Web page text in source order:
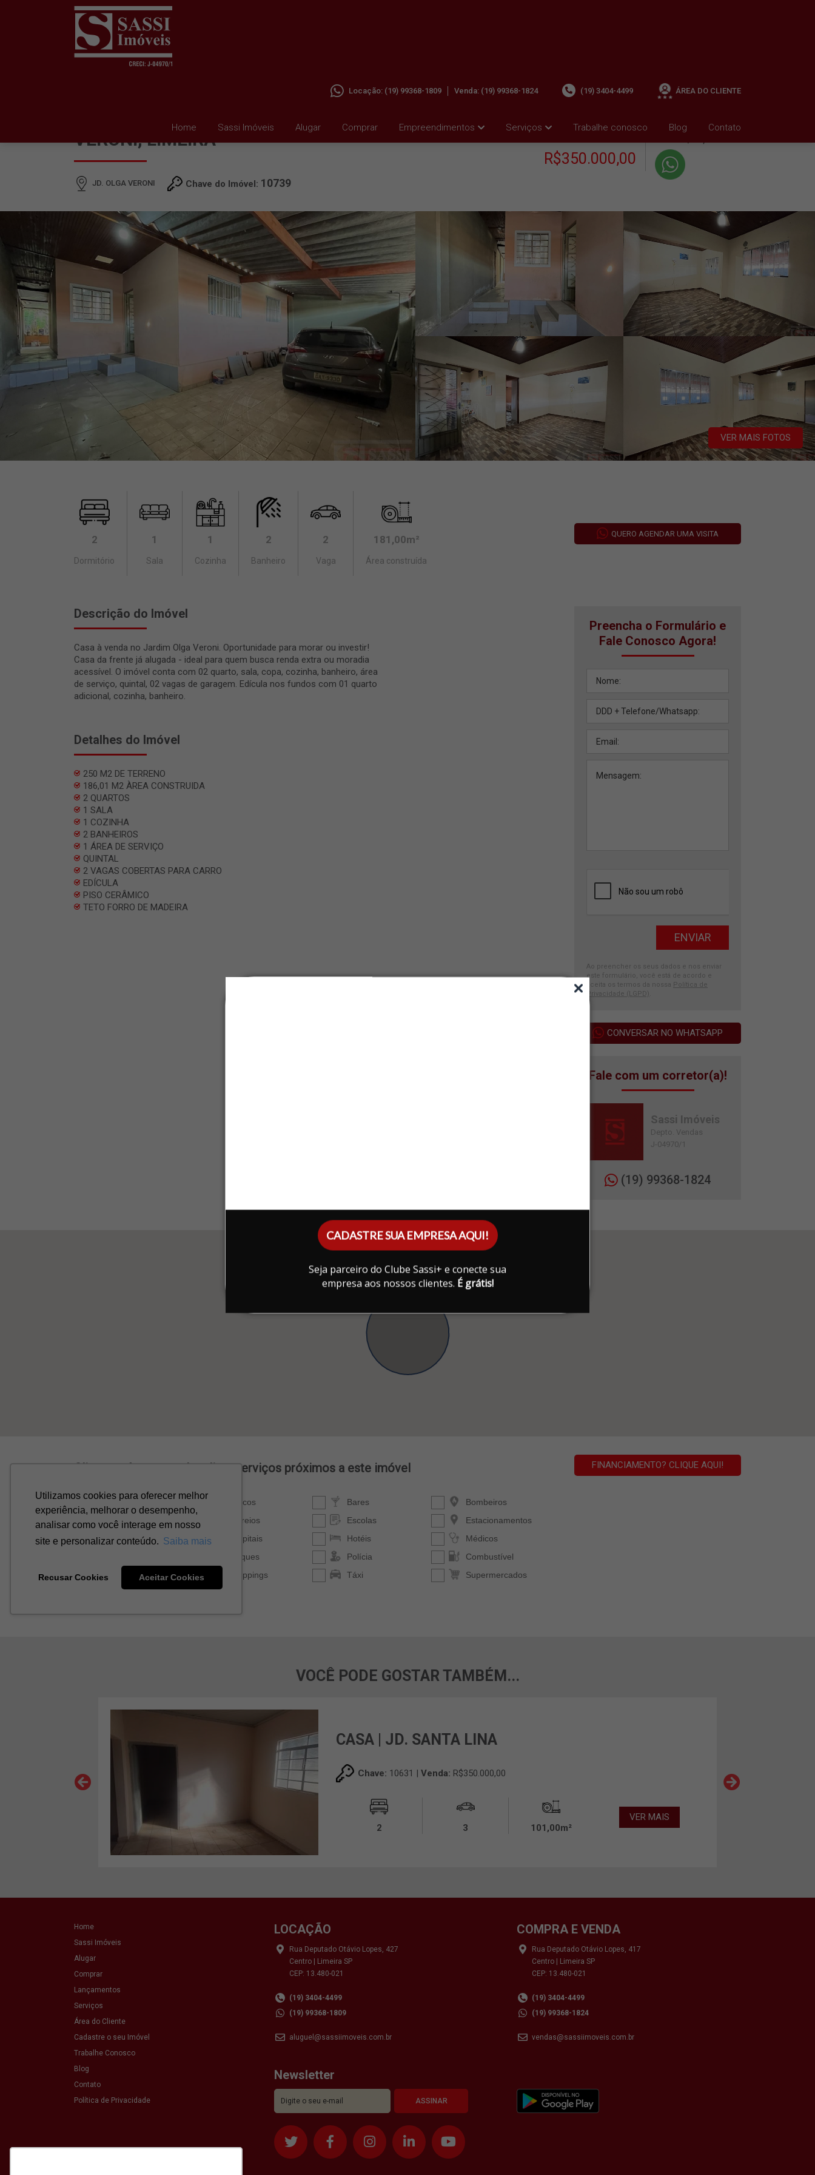
CADASTRE SUA EMPRESA AQUI!
Seja parceiro do Clube Sassi+ e conecte sua
empresa aos nossos clientes. É grátis!
Home Sassi Imóveis Alugar Comprar Empreendimentos Serviços Trabalhe conosco Blog Contato
Locação: (19) 99368-1809 Venda: (19) 99368-1824 (19) 3404-4499 ÁREA DO CLIENTE
VERONI, LIMEIRA
JD. OLGA VERONI Chave do Imóvel: 10739
R$350.000,00
+ Condomínio R$0,00
VER MAIS FOTOS
2
Dormitório
1
Sala
1
Cozinha
2
Banheiro
2
Vaga
181,00m²
Área construída
QUERO AGENDAR UMA VISITA
Descrição do Imóvel
Casa à venda no Jardim Olga Veroni. Oportunidade para morar ou investir!
Casa da frente já alugada - ideal para quem busca renda extra ou moradia
acessível. O imóvel conta com 02 quarto, sala, copa, cozinha, banheiro, área
de serviço, quintal, 02 vagas de garagem. Edícula nos fundos com 01 quarto
adicional, cozinha, banheiro.
Detalhes do Imóvel
250 M2 DE TERRENO
186,01 M2 ÀREA CONSTRUIDA
2 QUARTOS
1 SALA
1 COZINHA
2 BANHEIROS
1 ÁREA DE SERVIÇO
QUINTAL
2 VAGAS COBERTAS PARA CARRO
EDÍCULA
PISO CERÂMICO
TETO FORRO DE MADEIRA
Preencha o Formulário e
Fale Conosco Agora!
Ao preencher os seus dados e nos enviar
este formulário, você está de acordo e
aceita os termos da nossa
Política de
Privacidade (LGPD)
CONVERSAR NO WHATSAPP
Fale com um corretor(a)!
Sassi Imóveis
Depto. Vendas
J-04970/1
(19) 99368-1824
VOCÊ PODE GOSTAR TAMBÉM...
CASA | JD. SANTA LINA
Chave: 10631 |Venda: R$350.000,00
2 3 101,00m²
VER MAIS
Home
Sassi Imóveis
Alugar
Comprar
Lançamentos
Serviços
Área do Cliente
Cadastre o seu Imóvel
Trabalhe Conosco
Blog
Contato
Política de Privacidade
LOCAÇÃO
Rua Deputado Otávio Lopes, 427
Centro | Limeira SP
CEP: 13.480-021
(19) 3404-4499
(19) 99368-1809
aluguel@sassiimoveis.com.br
COMPRA E VENDA
Rua Deputado Otávio Lopes, 417
Centro | Limeira SP
CEP: 13.480-021
(19) 3404-4499
(19) 99368-1824
vendas@sassiimoveis.com.br
Newsletter